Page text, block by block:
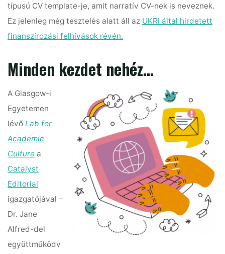
típusú CV template-je, amit narratív CV-nek is neveznek.
Ez jelenleg még tesztelés alatt áll az UKRI által hirdetett
finanszírozási felhívások révén.
Minden kezdet nehéz…
A Glasgow-i
Egyetemen
lévőLab for
Academic
Culture a
Catalyst
Editorial
igazgatójával –
Dr. Jane
Alfred-del
együttműködv